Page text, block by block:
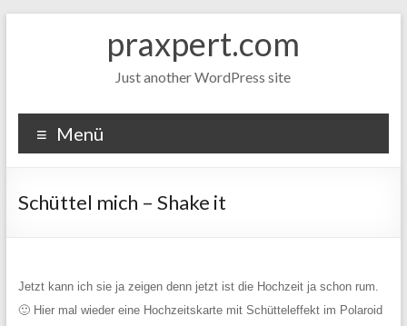
praxpert.com
Just another WordPress site
Menü
Schüttel mich – Shake it
Jetzt kann ich sie ja zeigen denn jetzt ist die Hochzeit ja schon rum.
🙂 Hier mal wieder eine Hochzeitskarte mit Schütteleffekt im Polaroid